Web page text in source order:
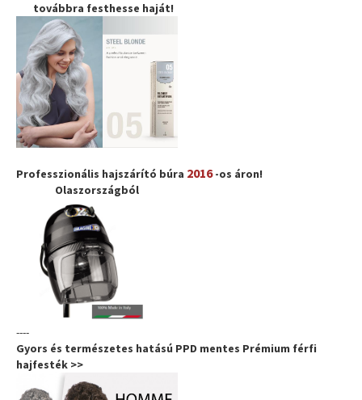
továbbra festhesse haját!
Professzionális hajszárító búra 2016-os áron!
Olaszországból
----
Gyors és természetes hatású PPD mentes Prémium férfi
hajfesték >>